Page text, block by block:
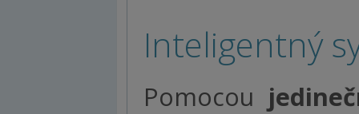
Inteligentný
Pomocou